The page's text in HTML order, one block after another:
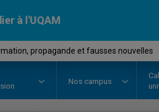
à l'UQAM
propagande et fausses nouvelles
Nos campus